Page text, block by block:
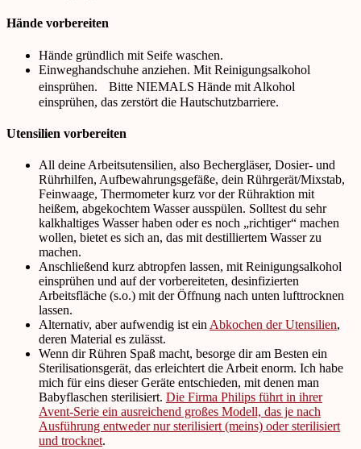
Hände vorbereiten
Hände gründlich mit Seife waschen.
Einweghandschuhe anziehen. Mit Reinigungsalkohol
einsprühen. Bitte NIEMALS Hände mit Alkohol
einsprühen, das zerstört die Hautschutzbarriere.
Utensilien vorbereiten
All deine Arbeitsutensilien, also Bechergläser, Dosier- und
Rührhilfen, Aufbewahrungsgefäße, dein Rührgerät/Mixstab,
Feinwaage, Thermometer kurz vor der Rühraktion mit
heißem, abgekochtem Wasser ausspülen. Solltest du sehr
kalkhaltiges Wasser haben oder es noch „richtiger“ machen
wollen, bietet es sich an, das mit destilliertem Wasser zu
machen.
Anschließend kurz abtropfen lassen, mit Reinigungsalkohol
einsprühen und auf der vorbereiteten, desinfizierten
Arbeitsfläche (s.o.) mit der Öffnung nach unten lufttrocknen
lassen.
Alternativ, aber aufwendig ist ein Abkochen der Utensilien,
deren Material es zulässt.
Wenn dir Rühren Spaß macht, besorge dir am Besten ein
Sterilisationsgerät, das erleichtert die Arbeit enorm. Ich habe
mich für eins dieser Geräte entschieden, mit denen man
Babyflaschen sterilisiert. Die Firma Philips führt in ihrer
Avent-Serie ein ausreichend großes Modell, das je nach
Ausführung entweder nur sterilisiert (meins) oder sterilisiert
und trocknet.